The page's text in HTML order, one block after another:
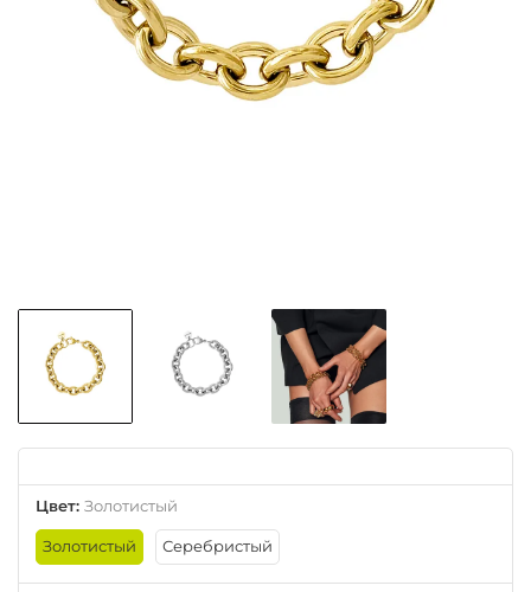
Цвет: Золотистый
Золотистый Серебристый